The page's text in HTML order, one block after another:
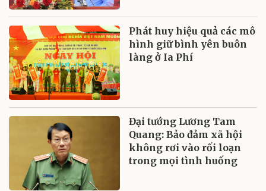
Phát huy hiệu quả các mô
hình giữ bình yên buôn
làng ở Ia Phí
Đại tướng Lương Tam
Quang: Bảo đảm xã hội
không rơi vào rối loạn
trong mọi tình huống